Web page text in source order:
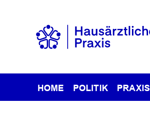
HOME POLITIK PRAXIS